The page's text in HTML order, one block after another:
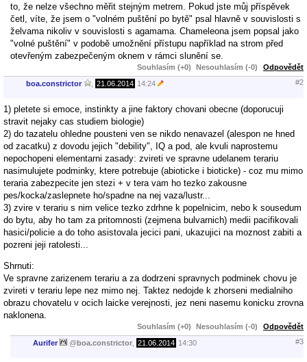
to, že nelze všechno měřit stejným metrem. Pokud jste můj příspěvek
četl, víte, že jsem o "volném puštění po bytě" psal hlavně v souvislosti s
želvama nikoliv v souvislosti s agamama. Chameleona jsem popsal jako
"volné puštění" v podobě umožnění přístupu například na strom před
otevřeným zabezpečeným oknem v rámci slunění se.
Souhlasím (+0) Nesouhlasím (-0) Odpovědět
boa.constrictor 21.06.2014 14:24 #2
1) pletete si emoce, instinkty a jine faktory chovani obecne (doporucuji
stravit nejaky cas studiem biologie)
2) do tazatelu ohledne pousteni ven se nikdo nenavazel (alespon ne hned
od zacatku) z dovodu jejich "debility", IQ a pod, ale kvuli naprostemu
nepochopeni elementarni zasady: zvireti ve spravne udelanem terariu
nasimulujete podminky, ktere potrebuje (abioticke i bioticke) - coz mu mimo
teraria zabezpecite jen stezi + v tera vam ho tezko zakousne
pes/kocka/zaslepnete ho/spadne na nej vaza/lustr...
3) zvire v terariu s nim velice tezko zdrhne k popelnicim, nebo k sousedum
do bytu, aby ho tam za pritomnosti (zejmena bulvarnich) medii pacifikovali
hasici/policie a do toho asistovala jecici pani, ukazujici na moznost zabiti a
pozreni jeji ratolesti...
Shrnuti:
Ve spravne zarizenem terariu a za dodrzeni spravnych podminek chovu je
zvireti v terariu lepe nez mimo nej. Taktez nedojde k zhorseni medialniho
obrazu chovatelu v ocich laicke verejnosti, jez neni nasemu konicku zrovna
naklonena.
Souhlasím (+0) Nesouhlasím (-0) Odpovědět
Aurifer @boa.constrictor 21.06.2014 14:30 #3